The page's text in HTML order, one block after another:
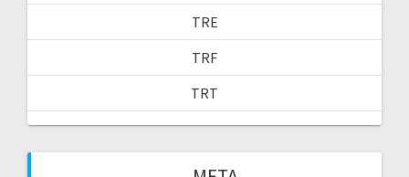
TRE
TRF
TRT